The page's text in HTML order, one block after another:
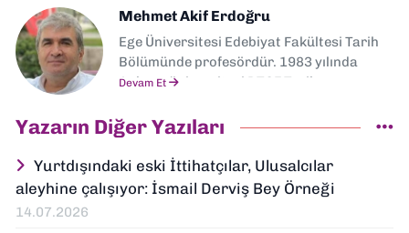
Mehmet Akif Erdoğru
Ege Üniversitesi Edebiyat Fakültesi Tarih
Bölümünde profesördür. 1983 yılında
Ankara üniversitesi DTCF Tarih
aynı bölümde doktorasını tamamlamıştır.
1994 yılında Ege Üniversitesinde doçent ve
2000 yılında da profesör olmuştur. Halen
aynı bölümde çalışmaktadır. Orta Asya,
Osmanlı, Türkiye ve Balkanlar tarihi
Devam Et
Yazarın Diğer Yazıları
Yurtdışındaki eski İttihatçılar, Ulusalcılar
aleyhine çalışıyor: İsmail Derviş Bey Örneği
14.07.2026